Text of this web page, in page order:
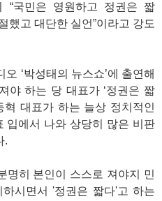
“국민은 영원하고 정권은 짧
했고 대단한 실언”이라고 강도
‘박성태의 뉴스쇼’에 출연해
야 하는 당 대표가 ‘정권은 짧
혁 대표가 하는 늘상 정치적인
입에서 나와 상당히 많은 비판
.
명히 본인이 스스로 져야지 민
시면서 '정권은 짧다'고 하는